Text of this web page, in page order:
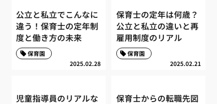
公立と私立でこんなに
違う！保育士の定年制
度と働き方の未来
2025.02.28
保育園
保育士の定年は何歳？
公立と私立の違いと再
雇用制度のリアル
2025.02.21
保育園
児童指導員のリアルな
保育士からの転職先図